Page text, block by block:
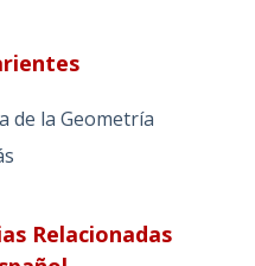
de la Geometría
Relacionadas